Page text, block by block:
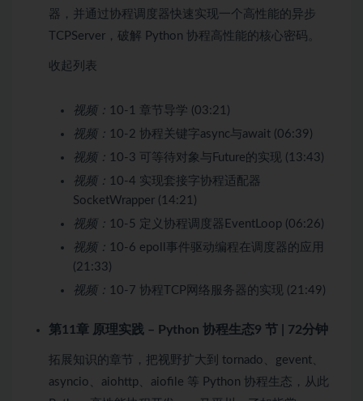
器，并通过协程调度器快速实现一个高性能的异步
TCPServer，破解 Python 协程高性能的核心密码。
收起列表
视频： 10-1 章节导学 (03:21)
视频： 10-2 协程关键字async与await (06:39)
视频： 10-3 可等待对象与Future的实现 (13:43)
视频： 10-4 实现套接字协程适配器
SocketWrapper (14:21)
视频： 10-5 定义协程调度器EventLoop (06:26)
视频： 10-6 epoll事件驱动编程在调度器的应用
(21:33)
视频： 10-7 协程TCP网络服务器的实现 (21:49)
第11章 原理实践 – Python 协程生态9 节 | 72分钟
拓展知识的章节，把视野扩大到 tornado、gevent、
asyncio、aiohttp、aiofile 等 Python 协程生态，从此